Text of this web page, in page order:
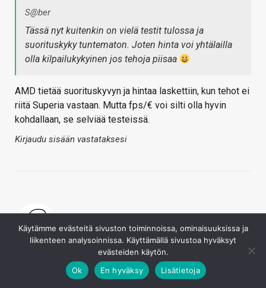
S@ber
Tässä nyt kuitenkin on vielä testit tulossa ja
suorituskyky tuntematon. Joten hinta voi yhtälailla
olla kilpailukykyinen jos tehoja piisaa
AMD tietää suorituskyvyn ja hintaa laskettiin, kun tehot ei
riitä Superia vastaan. Mutta fps/€ voi silti olla hyvin
kohdallaan, se selviää testeissä.
Kirjaudu sisään vastataksesi
Käytämme evästeitä sivuston toiminnoissa, ominaisuuksissa ja
liikenteen analysoinnissa. Käyttämällä sivustoa hyväksyt
evästeiden käytön.
Ok
En hyväksy Lisätietoja